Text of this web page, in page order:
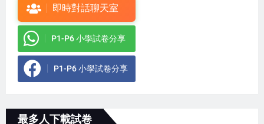
即時對話聊天室
P1-P6 小學試卷分享
P1-P6 小學試卷分享
最多人下載試卷